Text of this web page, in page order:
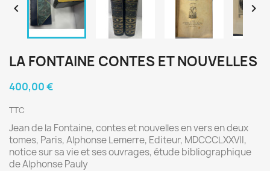
 
LA FONTAINE CONTES ET NOUVELLES
400,00 €
TTC
Jean de la Fontaine, contes et nouvelles en vers en deux
tomes, Paris, Alphonse Lemerre, Editeur, MDCCCLXXVII,
notice sur sa vie et ses ouvrages, étude bibliographique
de Alphonse Pauly